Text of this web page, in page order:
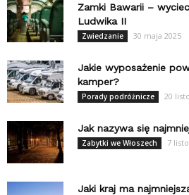
Zamki Bawarii –
Ludwika II
Zwiedzanie 30 maja 2025
Jakie wyposażenie
kamper?
Porady podróżnicze 20
Jak nazywa się
Zabytki we Włoszech 7
Jaki kraj ma